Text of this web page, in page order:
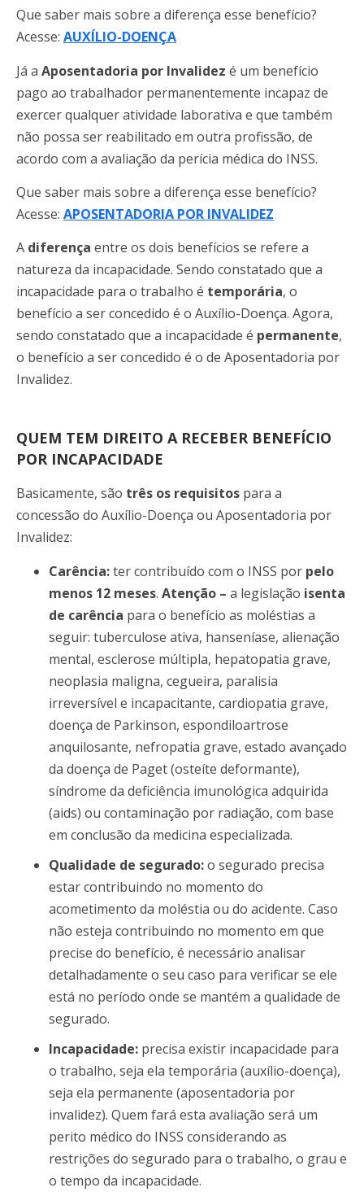
Que saber mais sobre a diferença esse benefício?
Acesse: AUXÍLIO-DOENÇA
Já a Aposentadoria por Invalidez é um benefício
pago ao trabalhador permanentemente incapaz de
exercer qualquer atividade laborativa e que também
não possa ser reabilitado em outra profissão, de
acordo com a avaliação da perícia médica do INSS.
Que saber mais sobre a diferença esse benefício?
Acesse: APOSENTADORIA POR INVALIDEZ
A diferença entre os dois benefícios se refere a
natureza da incapacidade. Sendo constatado que a
incapacidade para o trabalho é temporária, o
benefício a ser concedido é o Auxílio-Doença. Agora,
sendo constatado que a incapacidade é permanente,
o benefício a ser concedido é o de Aposentadoria por
Invalidez.
QUEM TEM DIREITO A RECEBER BENEFÍCIO
POR INCAPACIDADE
Basicamente, são três os requisitos para a
concessão do Auxílio-Doença ou Aposentadoria por
Invalidez:
Carência:ter contribuído com o INSS por pelo
menos 12 meses. Atenção – a legislação isenta
de carência para o benefício as moléstias a
seguir: tuberculose ativa, hanseníase, alienação
mental, esclerose múltipla, hepatopatia grave,
neoplasia maligna, cegueira, paralisia
irreversível e incapacitante, cardiopatia grave,
doença de Parkinson, espondiloartrose
anquilosante, nefropatia grave, estado avançado
da doença de Paget (osteíte deformante),
síndrome da deficiência imunológica adquirida
(aids) ou contaminação por radiação, com base
em conclusão da medicina especializada.
Qualidade de segurado:o segurado precisa
estar contribuindo no momento do
acometimento da moléstia ou do acidente. Caso
não esteja contribuindo no momento em que
precise do benefício, é necessário analisar
detalhadamente o seu caso para verificar se ele
está no período onde se mantém a qualidade de
segurado.
Incapacidade: precisa existir incapacidade para
o trabalho, seja ela temporária (auxílio-doença),
seja ela permanente (aposentadoria por
invalidez). Quem fará esta avaliação será um
perito médico do INSS considerando as
restrições do segurado para o trabalho, o grau e
o tempo da incapacidade.